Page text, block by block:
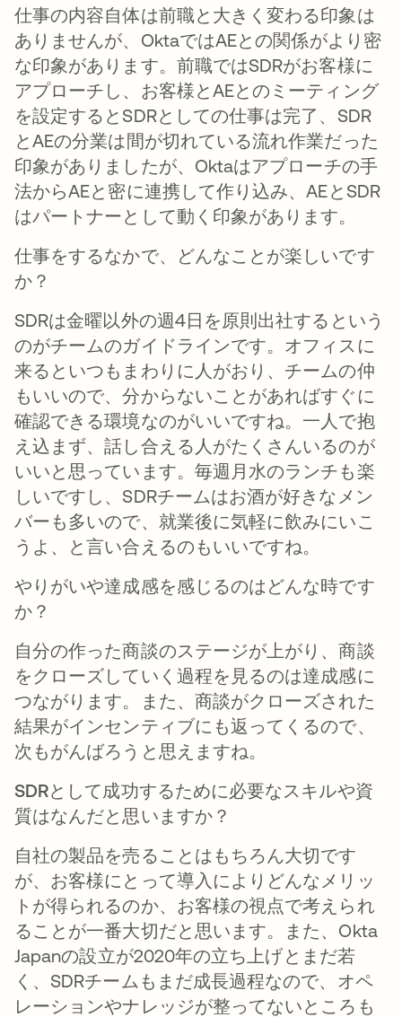
仕事の内容自体は前職と大きく変わる印象は
ありませんが、OktaではAEとの関係がより密
な印象があります。前職ではSDRがお客様に
アプローチし、お客様とAEとのミーティング
を設定するとSDRとしての仕事は完了、SDR
とAEの分業は間が切れている流れ作業だった
印象がありましたが、Oktaはアプローチの手
法からAEと密に連携して作り込み、AEとSDR
はパートナーとして動く印象があります。
仕事をするなかで、どんなことが楽しいです
か？
SDRは金曜以外の週4日を原則出社するという
のがチームのガイドラインです。オフィスに
来るといつもまわりに人がおり、チームの仲
もいいので、分からないことがあればすぐに
確認できる環境なのがいいですね。一人で抱
え込まず、話し合える人がたくさんいるのが
いいと思っています。毎週月水のランチも楽
しいですし、SDRチームはお酒が好きなメン
バーも多いので、就業後に気軽に飲みにいこ
うよ、と言い合えるのもいいですね。
やりがいや達成感を感じるのはどんな時です
か？
自分の作った商談のステージが上がり、商談
をクローズしていく過程を見るのは達成感に
つながります。また、商談がクローズされた
結果がインセンティブにも返ってくるので、
次もがんばろうと思えますね。
SDRとして成功するために必要なスキルや資
質はなんだと思いますか？
自社の製品を売ることはもちろん大切です
が、お客様にとって導入によりどんなメリッ
トが得られるのか、お客様の視点で考えられ
ることが一番大切だと思います。また、Okta
Japanの設立が2020年の立ち上げとまだ若
く、SDRチームもまだ成長過程なので、オペ
レーションやナレッジが整ってないところも